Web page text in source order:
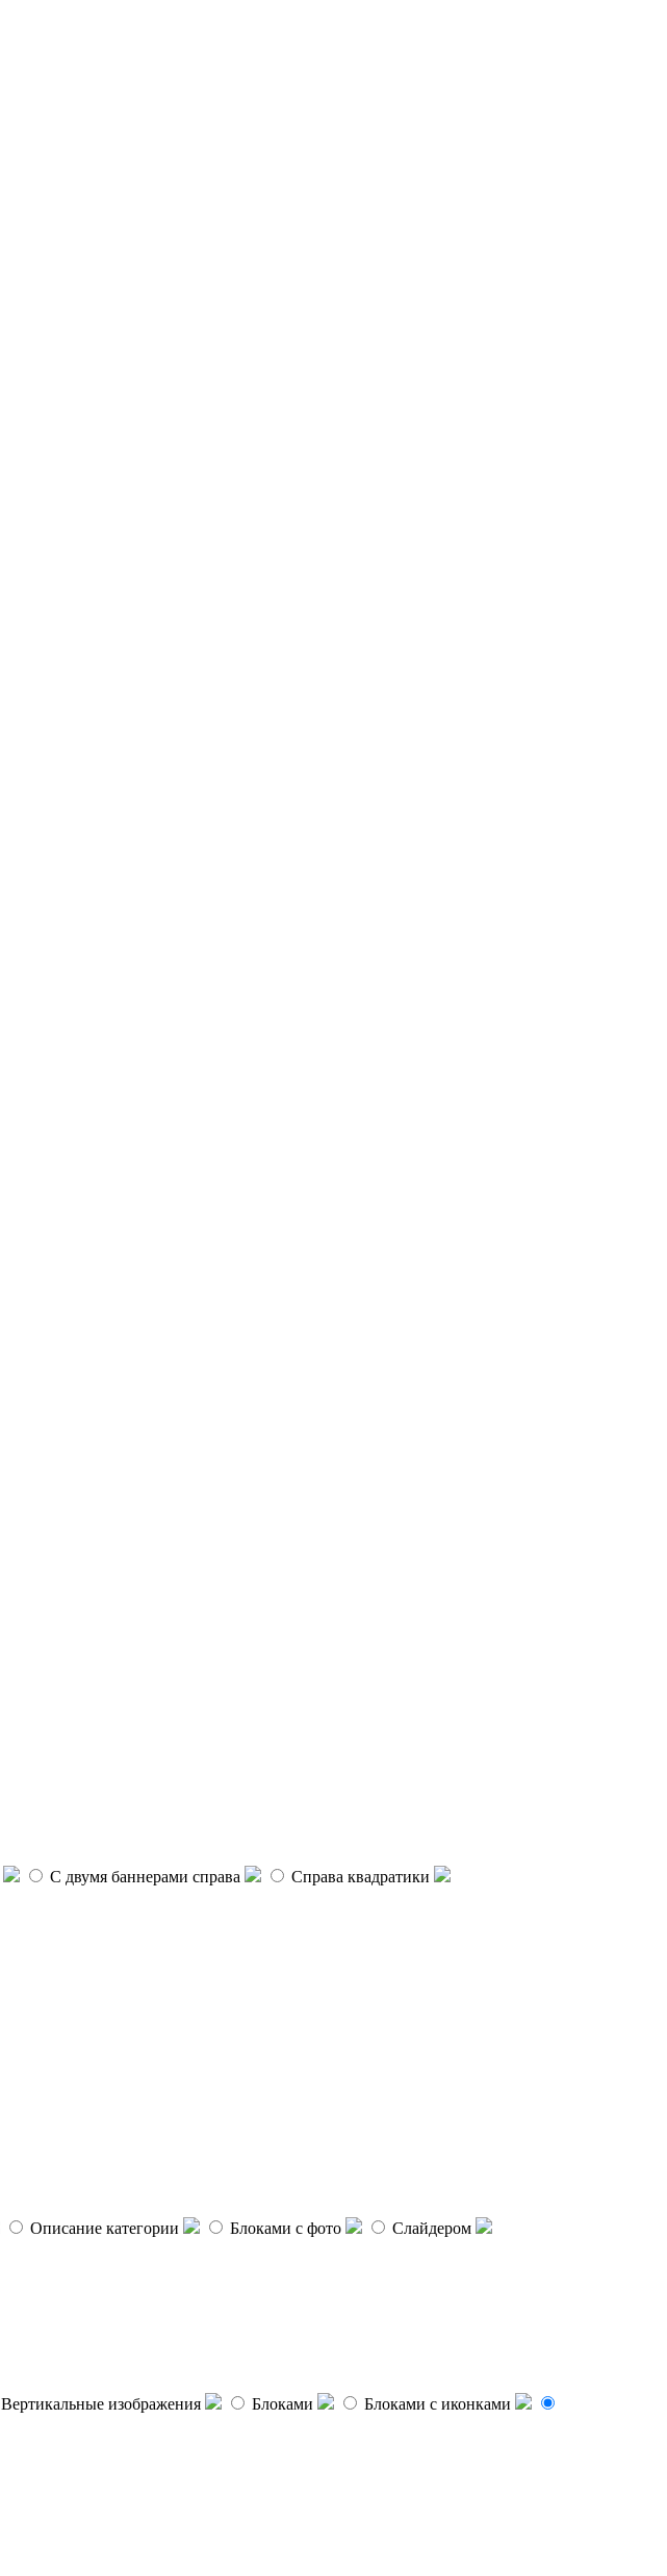
С двумя баннерами справа
Справа квадратики
Описание категории Блоками с фото
Слайдером
Вертикальные изображения Блоками
Блоками с иконками